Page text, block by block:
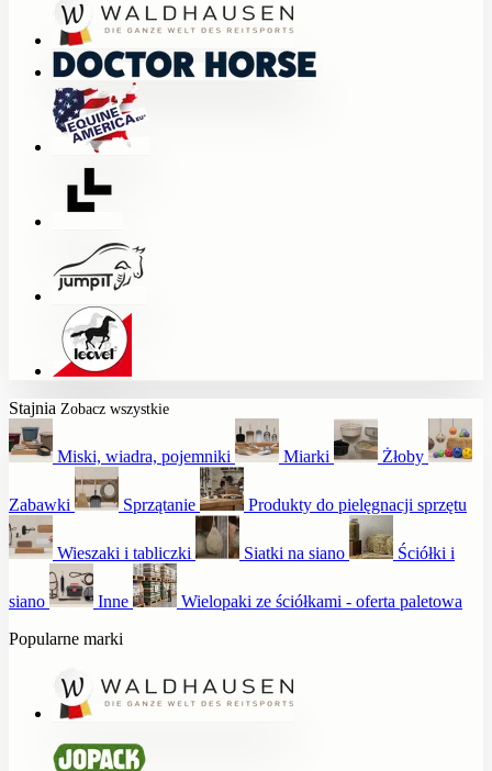
Stajnia Zobacz wszystkie
Miski, wiadra, pojemniki Miarki Żłoby
Zabawki Sprzątanie Produkty do pielęgnacji sprzętu
Wieszaki i tabliczki Siatki na siano Ściółki i
siano Inne
Wielopaki ze ściółkami - oferta paletowa
Popularne marki